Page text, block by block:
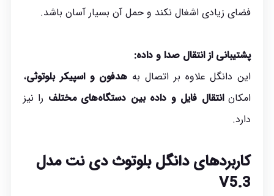
فضای زیادی اشغال نکند و حمل آن بسیار آسان باشد.
پشتیبانی از انتقال صدا و داده:
این دانگل علاوه بر اتصال به هدفون و اسپیکر بلوتوثی،
امکانانتقال فایل و داده بین دستگاه‌های مختلف را نیز
دارد.
کاربردهای دانگل بلوتوث دی نت مدل
V5.3